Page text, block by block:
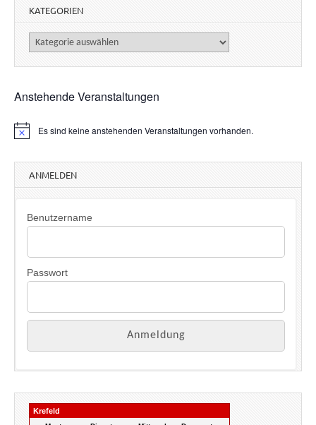
KATEGORIEN
Kategorien
Anstehende Veranstaltungen
H
i
Es sind keine anstehenden Veranstaltungen vorhanden.
ANMELDEN
Benutzername
Passwort